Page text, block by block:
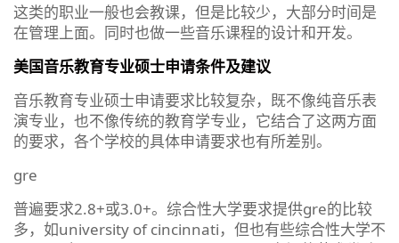
这类的职业一般也会教课，但是比较少，大部分时间是
在管理上面。同时也做一些音乐课程的设计和开发。
美国音乐教育专业硕士申请条件及建议
音乐教育专业硕士申请要求比较复杂，既不像纯音乐表
演专业，也不像传统的教育学专业，它结合了这两方面
的要求，各个学校的具体申请要求也有所差别。
gre
普遍要求2.8+或3.0+。综合性大学要求提供gre的比较
多，如university of cincinnati，但也有些综合性大学不